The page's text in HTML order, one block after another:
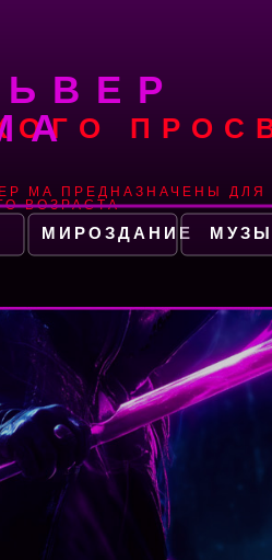
МА ПРЕДНАЗНАЧЕНЫ
ВОЗРАСТА
МИРОЗДАНИЕ